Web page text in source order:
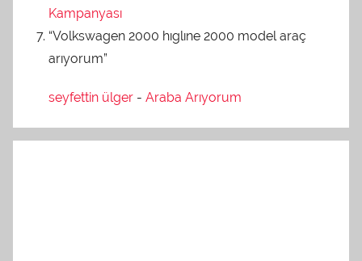
Kampanyası
“Volkswagen 2000 hıglıne 2000 model araç
arıyorum”
seyfettin ülger - Araba Arıyorum